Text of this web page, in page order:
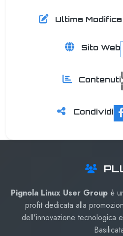
Ultima Modifica
Sito Web
Contenuti
Condividi
Pignola Linux User Groupè
profit dedicata alla
dell'innovazione tecnologica